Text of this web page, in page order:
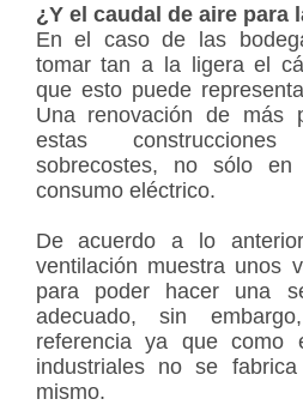
¿Y el caudal de aire para
En el caso de las
tomar tan a la ligera el
que esto puede
Una renovación de más
estas
sobrecostes, no sólo
consumo eléctrico.
De acuerdo a lo
ventilación muestra unos
para poder hacer una
adecuado, sin
referencia ya que como
industriales no se
mismo.